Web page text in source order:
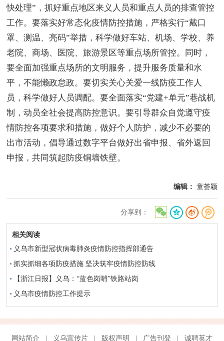
快处理”，抓好重点地区来义人员和重点人员的排查管控
工作。要落实好常态化疫情防控措施，严格实行“戴口
罩、测温、亮码”举措，科学做好车站、机场、学校、养
老院、商场、医院、旅游景区等重点场所管控。同时，
要全面加强重点场所的文明服务，提升服务质量和水
平，不能懒政怠政。要切实关心关爱一线防疫工作人
员，科学做好人员调配。要全面落实“党建+单元”巷战机
制，动员全社会提高防控意识。要引导群众自觉遵守疫
情防控各项要求和措施，做好个人防护，减少不必要的
出市活动，倡导通过数字平台做好出省申报、省外返回
申报，共同筑起防疫铜墙铁壁。
编辑： 童荟颖
分享到：
相关阅读
义乌市新型冠状病毒肺炎疫情防控指挥部通告
抓实抓细各项防疫措施 坚决筑牢疫情防控防线
【浙江日报】义乌：“蓝色岗哨”铁路站岗
义乌市疫情防控工作提示
网站简介 义乌宣传片 版权声明 广告刊登 诚聘英才